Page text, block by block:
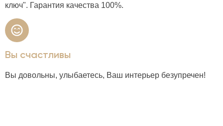
ключ". Гарантия качества 100%.
Вы счастливы
Вы довольны, улыбаетесь, Ваш интерьер безупречен!